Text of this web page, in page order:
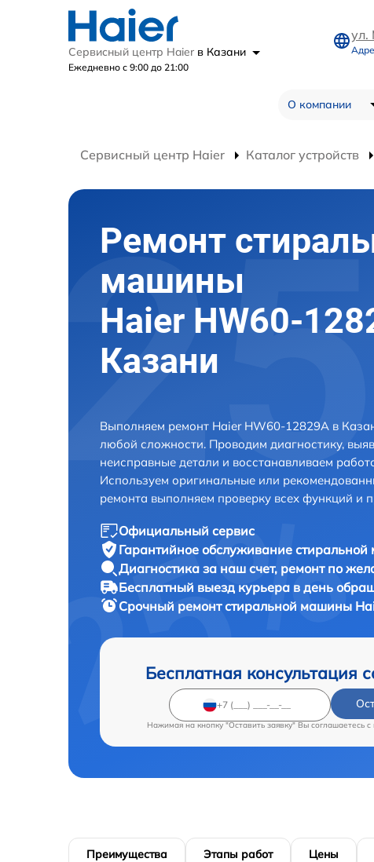
Сервисный центр Haier в Казани
Ежедневно с 9:00 до 21:00
ул.
О компании
Сервисный центр Haier Каталог устройств
Ремонт
машины
Haier HW60-
Казани
Выполняем ремонт Haier HW60-12829A в
любой сложности. Проводим диагностику,
неисправные детали и восстанавливаем
Используем оригинальные или
ремонта выполняем проверку всех функций и
Официальный сервис
Гарантийное обслуживание
Диагностика за наш счет, ремонт по
Бесплатный выезд курьера в день
Срочный ремонтстиральной машины
Бесплатная консультация
Нажимая на кнопку "Оставить заявку" Вы соглашаетесь c
Преимущества Этапы работ Цены